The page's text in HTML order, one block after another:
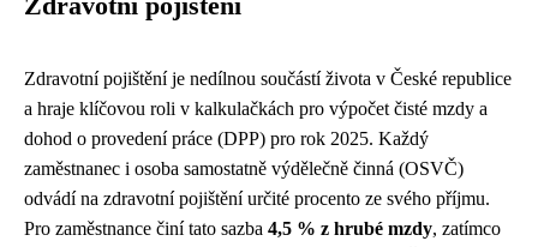
Zdravotní pojištění
Zdravotní pojištění je nedílnou součástí života v České republice
a hraje klíčovou roli v kalkulačkách pro výpočet čisté mzdy a
dohod o provedení práce (DPP) pro rok 2025. Každý
zaměstnanec i osoba samostatně výdělečně činná (OSVČ)
odvádí na zdravotní pojištění určité procento ze svého příjmu.
Pro zaměstnance činí tato sazba 4,5 % z hrubé mzdy, zatímco